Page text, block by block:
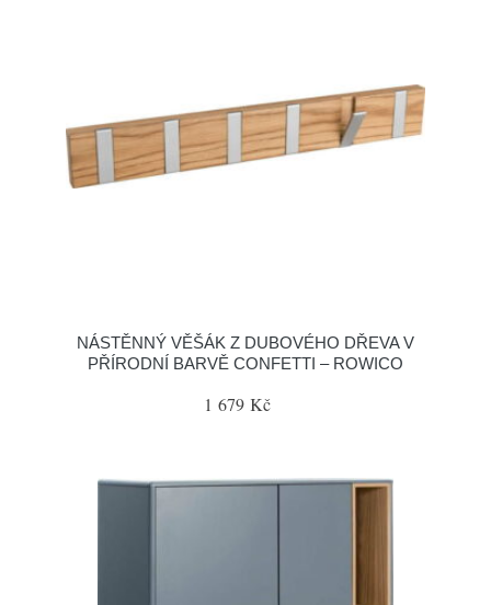
NÁSTĚNNÝ VĚŠÁK Z DUBOVÉHO DŘEVA V
PŘÍRODNÍ BARVĚ CONFETTI – ROWICO
1 679 Kč